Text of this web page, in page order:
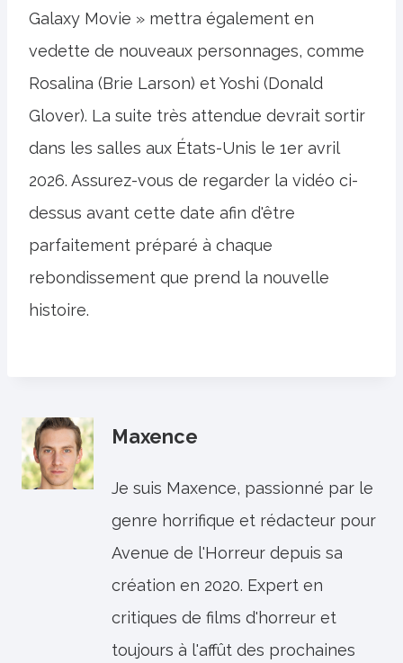
Galaxy Movie » mettra également en
vedette de nouveaux personnages, comme
Rosalina (Brie Larson) et Yoshi (Donald
Glover). La suite très attendue devrait sortir
dans les salles aux États-Unis le 1er avril
2026. Assurez-vous de regarder la vidéo ci-
dessus avant cette date afin d'être
parfaitement préparé à chaque
rebondissement que prend la nouvelle
histoire.
Maxence
Je suis Maxence, passionné par le
genre horrifique et rédacteur pour
Avenue de l'Horreur depuis sa
création en 2020. Expert en
critiques de films d'horreur et
toujours à l'affût des prochaines